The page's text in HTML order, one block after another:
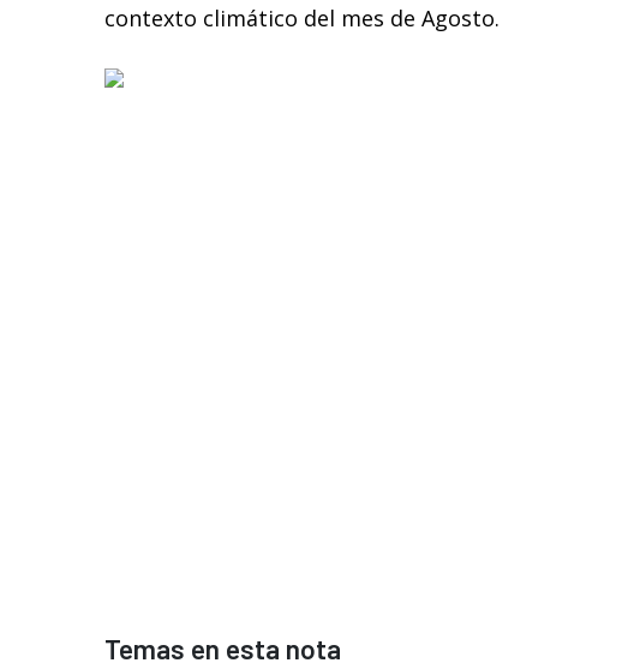
contexto climático del mes de Agosto.
Temas en esta nota